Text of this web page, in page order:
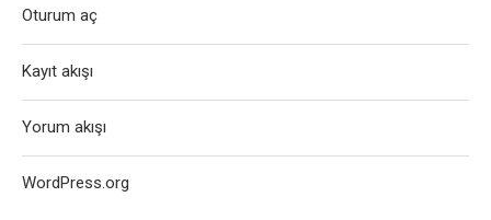
Oturum aç
Kayıt akışı
Yorum akışı
WordPress.org